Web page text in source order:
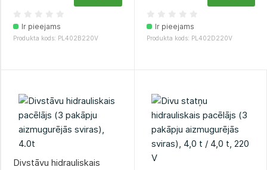
Ir pieejams
Produkta kods: PL402B220V
Ir pieejams
Produkta kods: PL402D220V
Divstāvu hidrauliskais